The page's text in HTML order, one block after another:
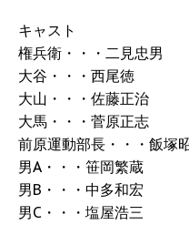
キャスト
権兵衛・・・二見忠男
大谷・・・西尾徳
大山・・・佐藤正治
大馬・・・菅原正志
前原運動部長・・・飯塚
男A・・・笹岡繁蔵
男B・・・中多和宏
男C・・・塩屋浩三